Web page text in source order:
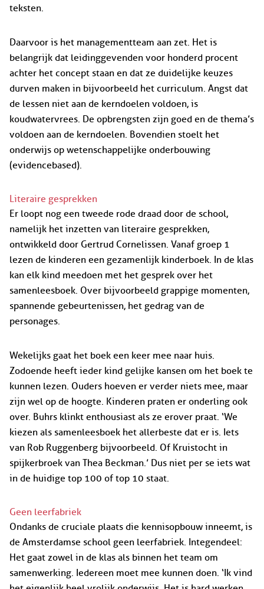
teksten.
Daarvoor is het managementteam aan zet. Het is
belangrijk dat leidinggevenden voor honderd procent
achter het concept staan en dat ze duidelijke keuzes
durven maken in bijvoorbeeld het curriculum. Angst dat
de lessen niet aan de kerndoelen voldoen, is
koudwatervrees. De opbrengsten zijn goed en de thema’s
voldoen aan de kerndoelen. Bovendien stoelt het
onderwijs op wetenschappelijke onderbouwing
(evidencebased).
Literaire gesprekken
Er loopt nog een tweede rode draad door de school,
namelijk het inzetten van literaire gesprekken,
ontwikkeld door Gertrud Cornelissen. Vanaf groep 1
lezen de kinderen een gezamenlijk kinderboek. In de klas
kan elk kind meedoen met het gesprek over het
samenleesboek. Over bijvoorbeeld grappige momenten,
spannende gebeurtenissen, het gedrag van de
personages.
Wekelijks gaat het boek een keer mee naar huis.
Zodoende heeft ieder kind gelijke kansen om het boek te
kunnen lezen. Ouders hoeven er verder niets mee, maar
zijn wel op de hoogte. Kinderen praten er onderling ook
over. Buhrs klinkt enthousiast als ze erover praat. ‘We
kiezen als samenleesboek het allerbeste dat er is. Iets
van Rob Ruggenberg bijvoorbeeld. Of Kruistocht in
spijkerbroek van Thea Beckman.’ Dus niet per se iets wat
in de huidige top 100 of top 10 staat.
Geen leerfabriek
Ondanks de cruciale plaats die kennisopbouw inneemt, is
de Amsterdamse school geen leerfabriek. Integendeel:
Het gaat zowel in de klas als binnen het team om
samenwerking. Iedereen moet mee kunnen doen. ‘Ik vind